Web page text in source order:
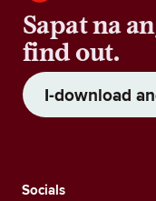
Sapat na
find out.
I-download
Socials